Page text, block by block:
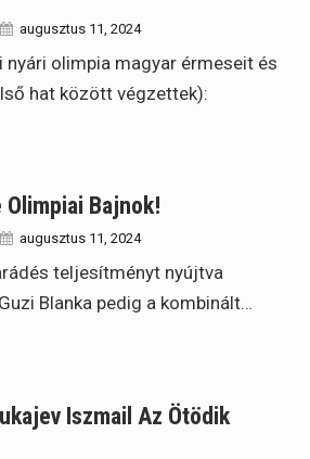
augusztus 11, 2024
olimpia magyar érmeseit és
hat között végzettek):
Bajnok!
augusztus 11, 2024
teljesítményt nyújtva
Blanka pedig a kombinált…
Iszmail Az Ötödik